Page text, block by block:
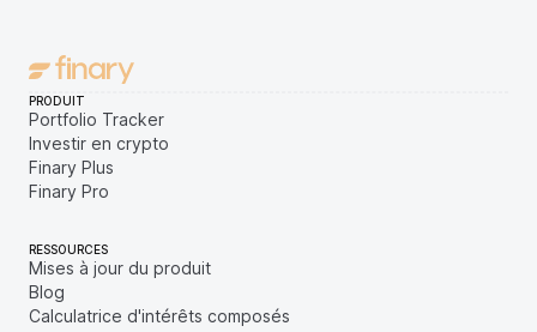
PRODUIT
Portfolio Tracker
Investir en crypto
Finary Plus
Finary Pro
RESSOURCES
Mises à jour du produit
Blog
Calculatrice d'intérêts composés